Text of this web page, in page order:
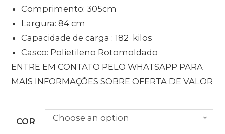
Comprimento: 305cm
Largura: 84 cm
Capacidade de carga : 182 kilos
Casco: Polietileno Rotomoldado
ENTRE EM CONTATO PELO WHATSAPP PARA
MAIS INFORMAÇÕES SOBRE OFERTA DE VALOR
COR Choose an option